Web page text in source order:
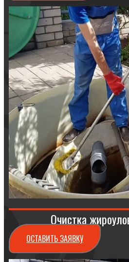
Очистка
ОСТАВИТЬ ЗАЯВКУ